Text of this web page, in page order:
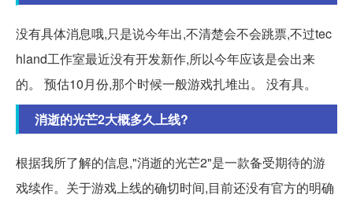
没有具体消息哦,只是说今年出,不清楚会不会跳票,不过tec
hland工作室最近没有开发新作,所以今年应该是会出来
的。 预估10月份,那个时候一般游戏扎堆出。 没有具。
消逝的光芒2大概多久上线?
根据我所了解的信息,"消逝的光芒2"是一款备受期待的游
戏续作。关于游戏上线的确切时间,目前还没有官方的明确